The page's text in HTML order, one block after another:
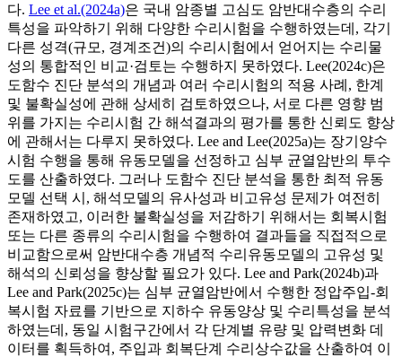
다. Lee et al.(2024a)은 국내 암종별 고심도 암반대수층의 수리
특성을 파악하기 위해 다양한 수리시험을 수행하였는데, 각기
다른 성격(규모, 경계조건)의 수리시험에서 얻어지는 수리물
성의 통합적인 비교·검토는 수행하지 못하였다. Lee(2024c)은
도함수 진단 분석의 개념과 여러 수리시험의 적용 사례, 한계
및 불확실성에 관해 상세히 검토하였으나, 서로 다른 영향 범
위를 가지는 수리시험 간 해석결과의 평가를 통한 신뢰도 향상
에 관해서는 다루지 못하였다. Lee and Lee(2025a)는 장기양수
시험 수행을 통해 유동모델을 선정하고 심부 균열암반의 투수
도를 산출하였다. 그러나 도함수 진단 분석을 통한 최적 유동
모델 선택 시, 해석모델의 유사성과 비고유성 문제가 여전히
존재하였고, 이러한 불확실성을 저감하기 위해서는 회복시험
또는 다른 종류의 수리시험을 수행하여 결과들을 직접적으로
비교함으로써 암반대수층 개념적 수리유동모델의 고유성 및
해석의 신뢰성을 향상할 필요가 있다. Lee and Park(2024b)과
Lee and Park(2025c)는 심부 균열암반에서 수행한 정압주입-회
복시험 자료를 기반으로 지하수 유동양상 및 수리특성을 분석
하였는데, 동일 시험구간에서 각 단계별 유량 및 압력변화 데
이터를 획득하여, 주입과 회복단계 수리상수값을 산출하여 이